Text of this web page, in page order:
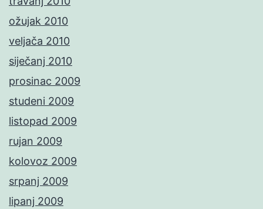
ožujak 2010
veljača 2010
siječanj 2010
prosinac 2009
studeni 2009
listopad 2009
rujan 2009
kolovoz 2009
srpanj 2009
lipanj 2009